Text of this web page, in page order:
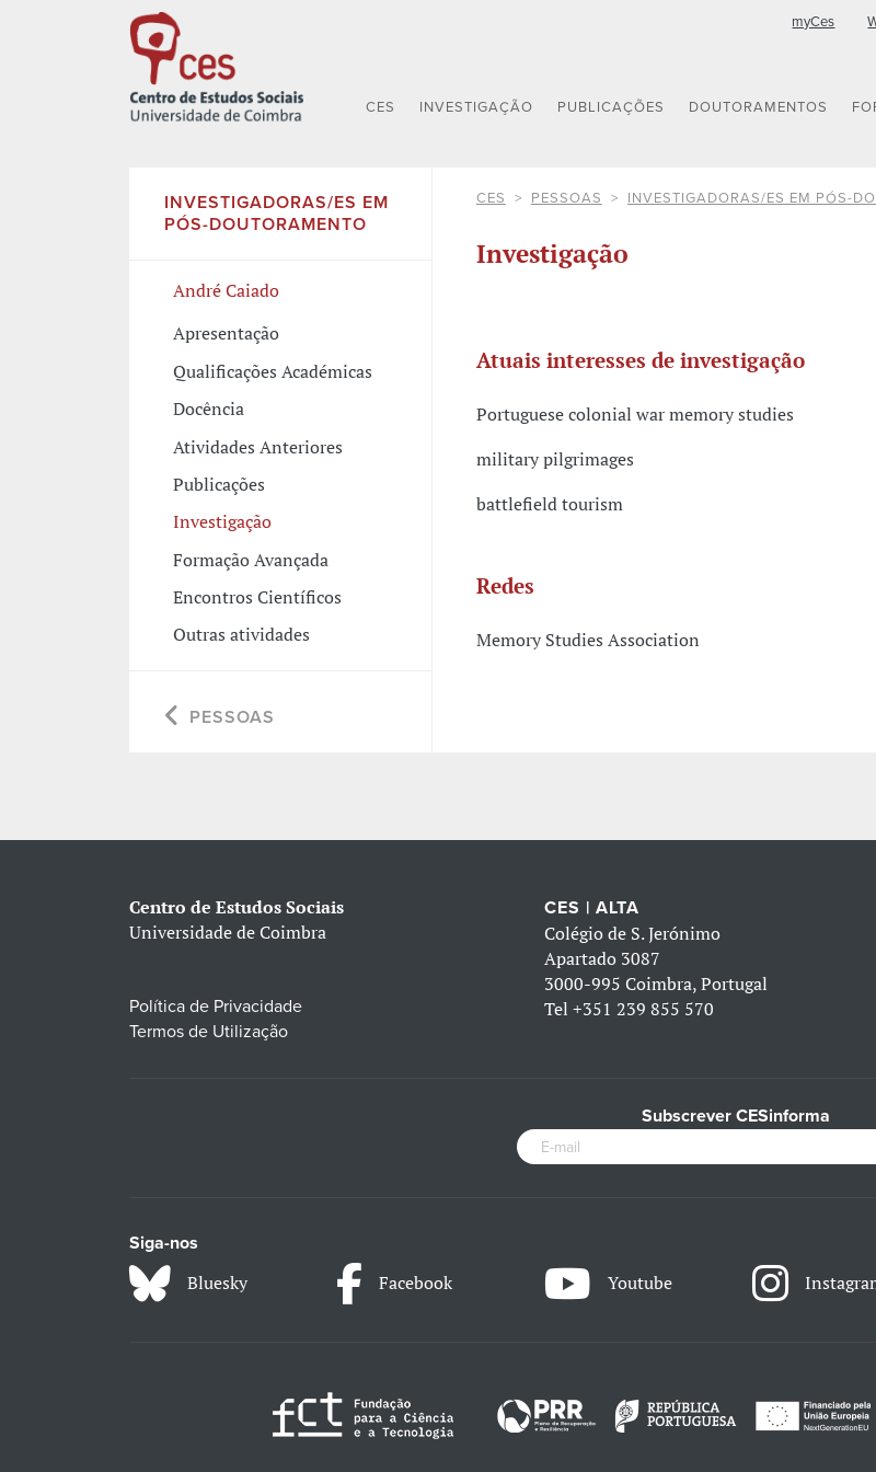
myCes
CES INVESTIGAÇÃO PUBLICAÇÕES DOUTORAMENTOS
INVESTIGADORAS/ES EM
PÓS-DOUTORAMENTO
André Caiado
Apresentação
Qualificações Académicas
Docência
Atividades Anteriores
Publicações
Investigação
Formação Avançada
Encontros Científicos
Outras atividades
PESSOAS
CES PESSOAS INVESTIGADORAS/ES EM PÓS-
Investigação
Atuais interesses de investigação
Portuguese colonial war memory studies
military pilgrimages
battlefield tourism
Redes
Memory Studies Association
Centro de Estudos Sociais
Universidade de Coimbra
Política de Privacidade
Termos de Utilização
CES | ALTA
Colégio de S. Jerónimo
Apartado 3087
3000-995 Coimbra, Portugal
Tel+351 239 855 570
Subscrever CESinforma
Siga-nos
Bluesky Facebook Youtube